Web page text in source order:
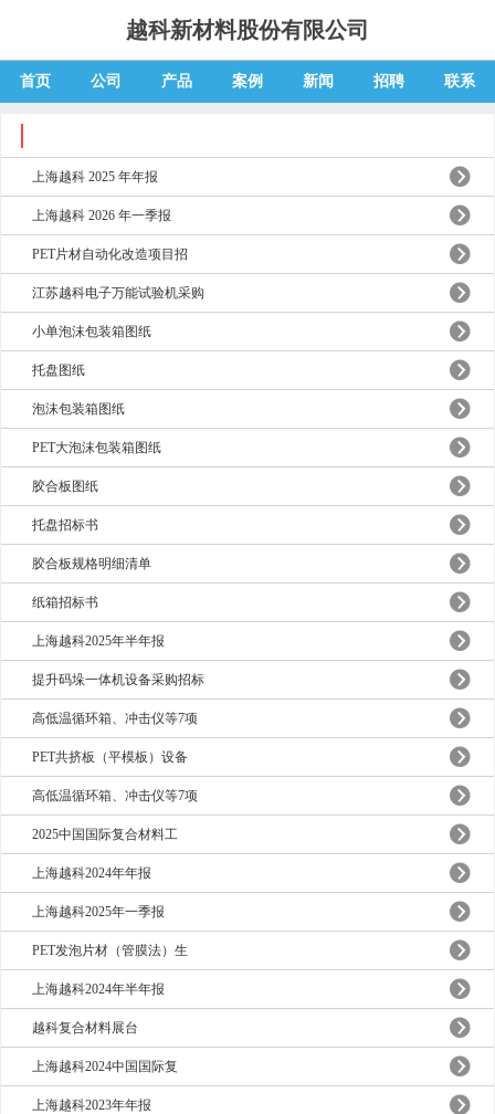
越科新材料股份有限公司
首页 公司 产品 案例 新闻 招聘 联系
上海越科 2025 年年报
上海越科 2026 年一季报
PET片材自动化改造项目招
江苏越科电子万能试验机采购
小单泡沫包装箱图纸
托盘图纸
泡沫包装箱图纸
PET大泡沫包装箱图纸
胶合板图纸
托盘招标书
胶合板规格明细清单
纸箱招标书
上海越科2025年半年报
提升码垛一体机设备采购招标
高低温循环箱、冲击仪等7项
PET共挤板（平模板）设备
高低温循环箱、冲击仪等7项
2025中国国际复合材料工
上海越科2024年年报
上海越科2025年一季报
PET发泡片材（管膜法）生
上海越科2024年半年报
越科复合材料展台
上海越科2024中国国际复
上海越科2023年年报